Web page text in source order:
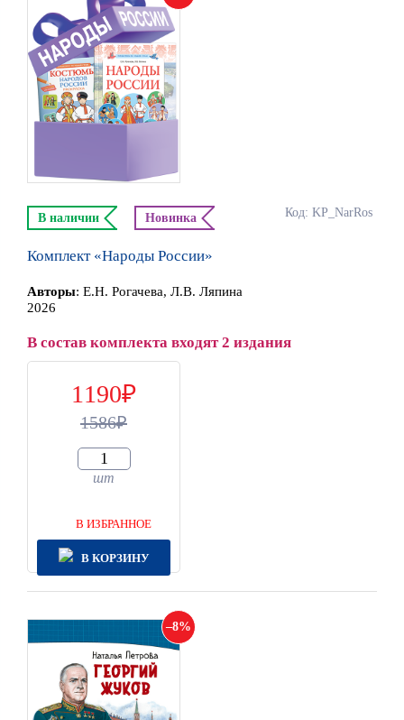
Код: KP_NarRos
В наличии Новинка
Комплект «Народы России»
Авторы: Е.Н. Рогачева, Л.В. Ляпина
2026
В состав комплекта входят 2 издания
1190
1586
шт
В ИЗБРАННОЕ
В КОРЗИНУ
8